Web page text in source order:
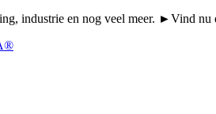
industrie en nog veel meer. ►Vind